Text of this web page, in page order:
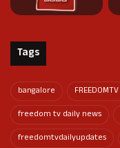
Tags
bangalore FREEDOMTV
freedom tv daily news
freedomtvdailyupdates